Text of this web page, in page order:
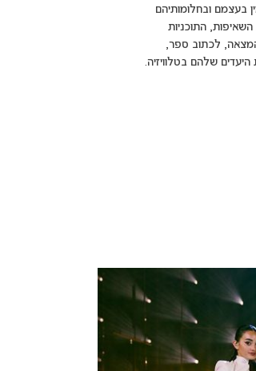
בעצמם ובחלומותיהם
התוכניות
המצאה, לכתוב ספר,
שלהם בטלוויזיה.